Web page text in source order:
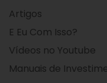
Artigos
E Eu Com Isso?
Vídeos no Youtube
Manuais de